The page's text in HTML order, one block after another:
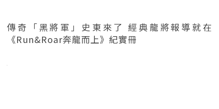
傳奇「黑將軍」史東來了 經典龍將報導就在
《Run&Roar奔龍而上》紀實冊